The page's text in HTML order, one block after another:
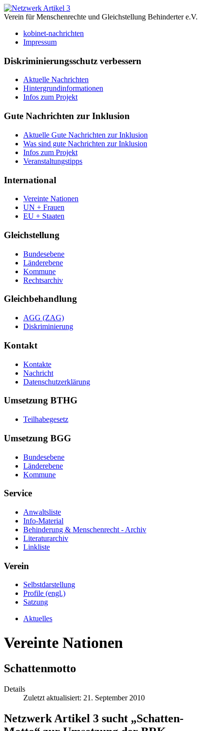
Verein für Menschenrechte und Gleichstellung Behinderter e.V.
kobinet-nachrichten
Impressum
Diskriminierungsschutz verbessern
Aktuelle Nachrichten
Hintergrundinformationen
Infos zum Projekt
Gute Nachrichten zur Inklusion
Aktuelle Gute Nachrichten zur Inklusion
Was sind gute Nachrichten zur Inklusion
Infos zum Projekt
Veranstaltungstipps
International
Vereinte Nationen
UN + Frauen
EU + Staaten
Gleichstellung
Bundesebene
Länderebene
Kommune
Rechtsarchiv
Gleichbehandlung
AGG (ZAG)
Diskriminierung
Kontakt
Kontakte
Nachricht
Datenschutzerklärung
Umsetzung BTHG
Teilhabegesetz
Umsetzung BGG
Bundesebene
Länderebene
Kommune
Service
Anwaltsliste
Info-Material
Behinderung & Menschenrecht - Archiv
Literaturarchiv
Linkliste
Verein
Selbstdarstellung
Profile (engl.)
Satzung
Aktuelles
Vereinte Nationen
Schattenmotto
Details
Zuletzt aktualisiert: 21. September 2010
Netzwerk Artikel 3 sucht „Schatten-